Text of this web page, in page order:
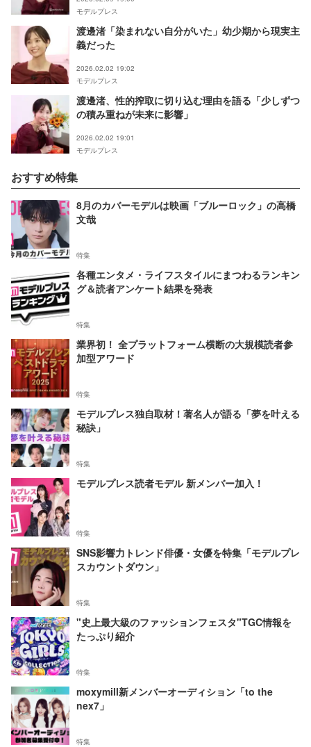
モデルプレス
渡邊渚「染まれない自分がいた」幼少期から現実主
義だった
2026.02.02 19:02
モデルプレス
渡邊渚、性的搾取に切り込む理由を語る「少しずつ
の積み重ねが未来に影響」
2026.02.02 19:01
モデルプレス
おすすめ特集
8月のカバーモデルは映画「ブルーロック」の高橋
文哉
特集
各種エンタメ・ライフスタイルにまつわるランキン
グ＆読者アンケート結果を発表
特集
業界初！ 全プラットフォーム横断の大規模読者参
加型アワード
特集
モデルプレス独自取材！著名人が語る「夢を叶える
秘訣」
特集
モデルプレス読者モデル 新メンバー加入！
特集
SNS影響力トレンド俳優・女優を特集「モデルプレ
スカウントダウン」
特集
"史上最大級のファッションフェスタ"TGC情報を
たっぷり紹介
特集
moxymill新メンバーオーディション「to the
nex7」
特集